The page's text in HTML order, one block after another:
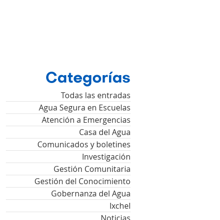
Categorías
Todas las entradas
Agua Segura en Escuelas
Atención a Emergencias
Casa del Agua
Comunicados y boletines
Investigación
Gestión Comunitaria
Gestión del Conocimiento
Gobernanza del Agua
Ixchel